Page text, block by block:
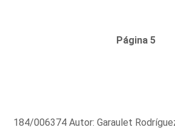
Página 5
184/006374 Autor: Garaulet